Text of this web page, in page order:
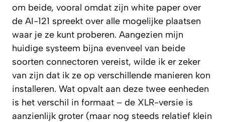
om beide, vooral omdat zijn white paper over
de AI-121 spreekt over alle mogelijke plaatsen
waar je ze kunt proberen. Aangezien mijn
huidige systeem bijna evenveel van beide
soorten connectoren vereist, wilde ik er zeker
van zijn dat ik ze op verschillende manieren kon
installeren. Wat opvalt aan deze twee eenheden
is het verschil in formaat – de XLR-versie is
aanzienlijk groter (maar nog steeds relatief klein